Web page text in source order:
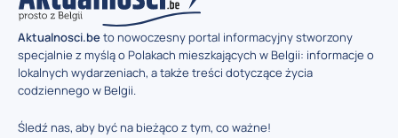
Aktualnosci.beto nowoczesny portal informacyjny stworzony
specjalnie z myślą o Polakach mieszkających w Belgii: informacje o
lokalnych wydarzeniach, a także treści dotyczące życia
codziennego w Belgii.
Śledź nas, aby być na bieżąco z tym, co ważne!